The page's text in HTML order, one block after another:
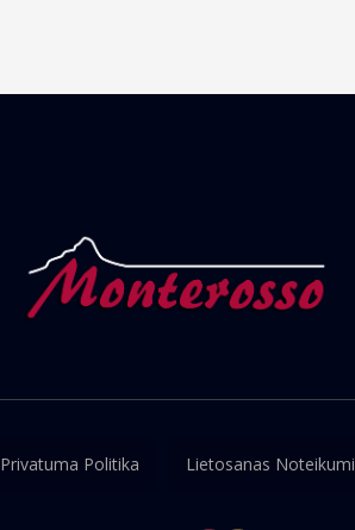
Privatuma Politika Lietosanas Noteikumi